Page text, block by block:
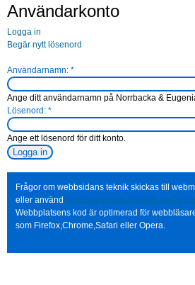
Användarkonto
Logga in
Begär nytt lösenord
Användarnamn: *
Ange ditt användarnamn på Norrbacka &
Lösenord: *
Ange ett lösenord för ditt konto.
Frågor om webbsidans teknik skickas till
eller använd http://www.norrbacka-eh.se/
Webbplatsens kod är optimerad för
som Firefox,Chrome,Safari eller Opera.